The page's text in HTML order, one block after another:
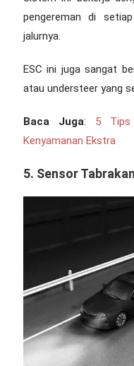
pengereman di
jalurnya.
ESC ini juga sangat
atau understeer yang
Baca Juga: 5 Tips
Kenyamanan Ekstra
5. Sensor